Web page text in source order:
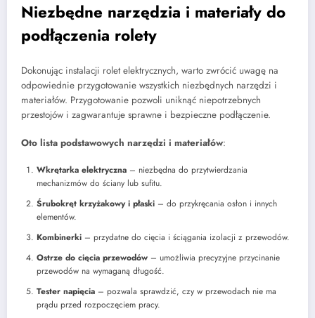
Niezbędne narzędzia i materiały do
podłączenia rolety
Dokonując instalacji rolet elektrycznych, warto zwrócić uwagę na
odpowiednie przygotowanie wszystkich niezbędnych narzędzi i
materiałów. Przygotowanie pozwoli uniknąć niepotrzebnych
przestojów i zagwarantuje sprawne i bezpieczne podłączenie.
Oto lista podstawowych narzędzi i materiałów:
Wkrętarka elektryczna – niezbędna do przytwierdzania
mechanizmów do ściany lub sufitu.
Śrubokręt krzyżakowy i płaski – do przykręcania osłon i innych
elementów.
Kombinerki – przydatne do cięcia i ściągania izolacji z przewodów.
Ostrze do cięcia przewodów – umożliwia precyzyjne przycinanie
przewodów na wymaganą długość.
Tester napięcia – pozwala sprawdzić, czy w przewodach nie ma
prądu przed rozpoczęciem pracy.